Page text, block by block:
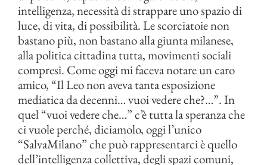
intelligenza, necessità di strappare uno spazio di
luce, di vita, di possibilità. Le scorciatoie non
bastano più, non bastano alla giunta milanese,
alla politica cittadina tutta, movimenti sociali
compresi. Come oggi mi faceva notare un caro
amico, “Il Leo non aveva tanta esposizione
mediatica da decenni… vuoi vedere che?…”. In
quel “vuoi vedere che…” c’è tutta la speranza che
ci vuole perché, diciamolo, oggi l’unico
“SalvaMilano” che può rappresentarci è quello
dell’intelligenza collettiva, degli spazi comuni,